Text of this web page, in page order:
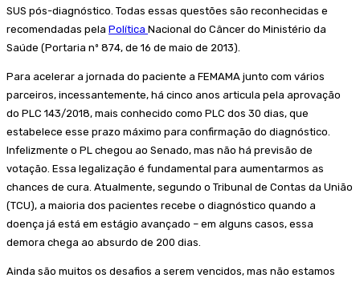
SUS pós-diagnóstico. Todas essas questões são reconhecidas e
recomendadas pela Política Nacional do Câncer do Ministério da
Saúde (Portaria nº 874, de 16 de maio de 2013).
Para acelerar a jornada do paciente a FEMAMA junto com vários
parceiros, incessantemente, há cinco anos articula pela aprovação
do PLC 143/2018, mais conhecido como PLC dos 30 dias, que
estabelece esse prazo máximo para confirmação do diagnóstico.
Infelizmente o PL chegou ao Senado, mas não há previsão de
votação. Essa legalização é fundamental para aumentarmos as
chances de cura. Atualmente, segundo o Tribunal de Contas da União
(TCU), a maioria dos pacientes recebe o diagnóstico quando a
doença já está em estágio avançado – em alguns casos, essa
demora chega ao absurdo de 200 dias.
Ainda são muitos os desafios a serem vencidos, mas não estamos